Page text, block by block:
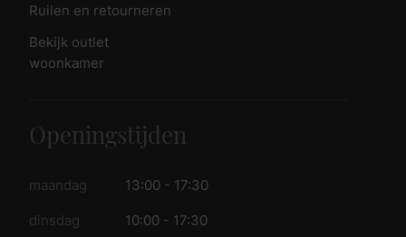
Ruilen en retourneren
Bekijk outlet
woonkamer
Openingstijden
maandag 13:00 - 17:30
dinsdag 10:00 - 17:30